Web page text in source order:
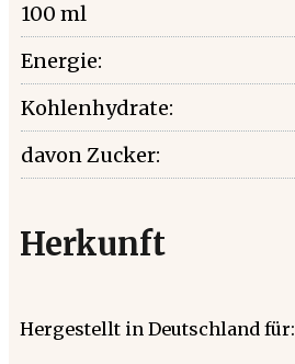
100 ml
Energie:
Kohlenhydrate:
davon Zucker:
Herkunft
Hergestellt in Deutschland für: